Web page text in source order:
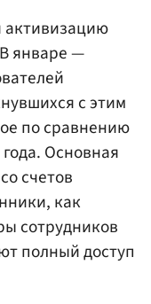
активизацию
январе —
с этим
по сравнению
Основная
счетов
как
сотрудников
полный доступ